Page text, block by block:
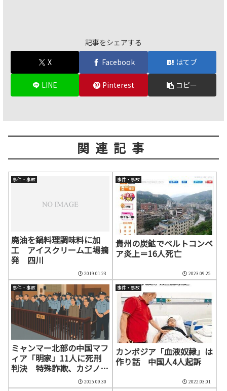
記事をシェアする
X
Facebook はてブ
LINE Pinterest コピー
関連記事
事件・事故
廃油を鍋料理調味料に加
工 アイスクリーム工場摘
発 四川
2019.01.23
事件・事故
貴州の炭鉱でベルトコンベ
ア炎上＝16人死亡
2023.09.25
事件・事故
ミャンマー北部の中国マフ
ィア「明家」11人に死刑
判決 特殊詐欺、カジノ、
麻薬取引、売春などに関与
2025.09.30
事件・事故
カンボジア「血液奴隷」は
作り話 中国人4人起訴
2022.03.01